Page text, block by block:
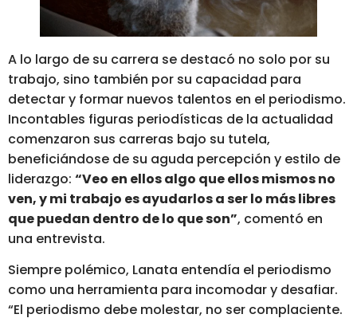
A lo largo de su carrera se destacó no solo por su
trabajo, sino también por su capacidad para
detectar y formar nuevos talentos en el periodismo.
Incontables figuras periodísticas de la actualidad
comenzaron sus carreras bajo su tutela,
beneficiándose de su aguda percepción y estilo de
liderazgo: “Veo en ellos algo que ellos mismos no
ven, y mi trabajo es ayudarlos a ser lo más libres
que puedan dentro de lo que son”, comentó en
una entrevista.
Siempre polémico, Lanata entendía el periodismo
como una herramienta para incomodar y desafiar.
“El periodismo debe molestar, no ser complaciente.